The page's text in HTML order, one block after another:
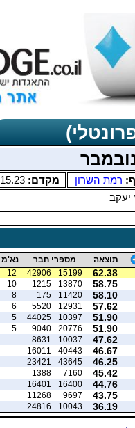
רמת השרון מקדם: 15.23
יעקב
תוצאה מספרי חבר נא'מ
62.38
15199
42906
12
58.75
13870
1215
10
58.10
11420
175
8
57.62
12931
5520
6
51.90
10397
44025
5
51.90
20776
9040
5
47.62
10037
8631
46.67
40443
16011
46.25
43645
23421
45.42
7160
1388
44.76
16400
16401
43.75
9697
11268
36.19
10043
24816